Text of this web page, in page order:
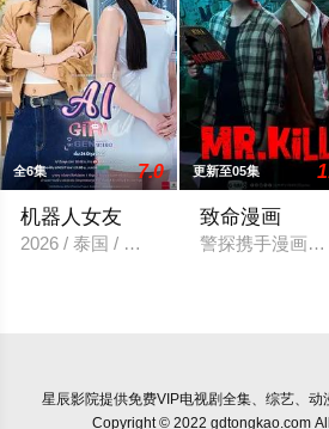
全6集 7.0
机器人女友
2026 / 泰国 / 安玛莉·杜瓦尔,卡薇萨拉·
更新至05集
致命漫画
警探携手漫画
星辰影院提供免费VIP电视剧全集、综艺、
Copyright © 2022 gdtongkao.com